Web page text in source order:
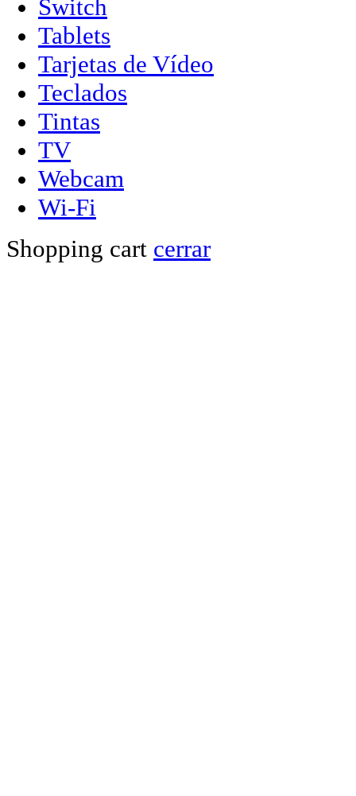
Switch
Tablets
Tarjetas de Vídeo
Teclados
Tintas
TV
Webcam
Wi-Fi
Shopping cart cerrar